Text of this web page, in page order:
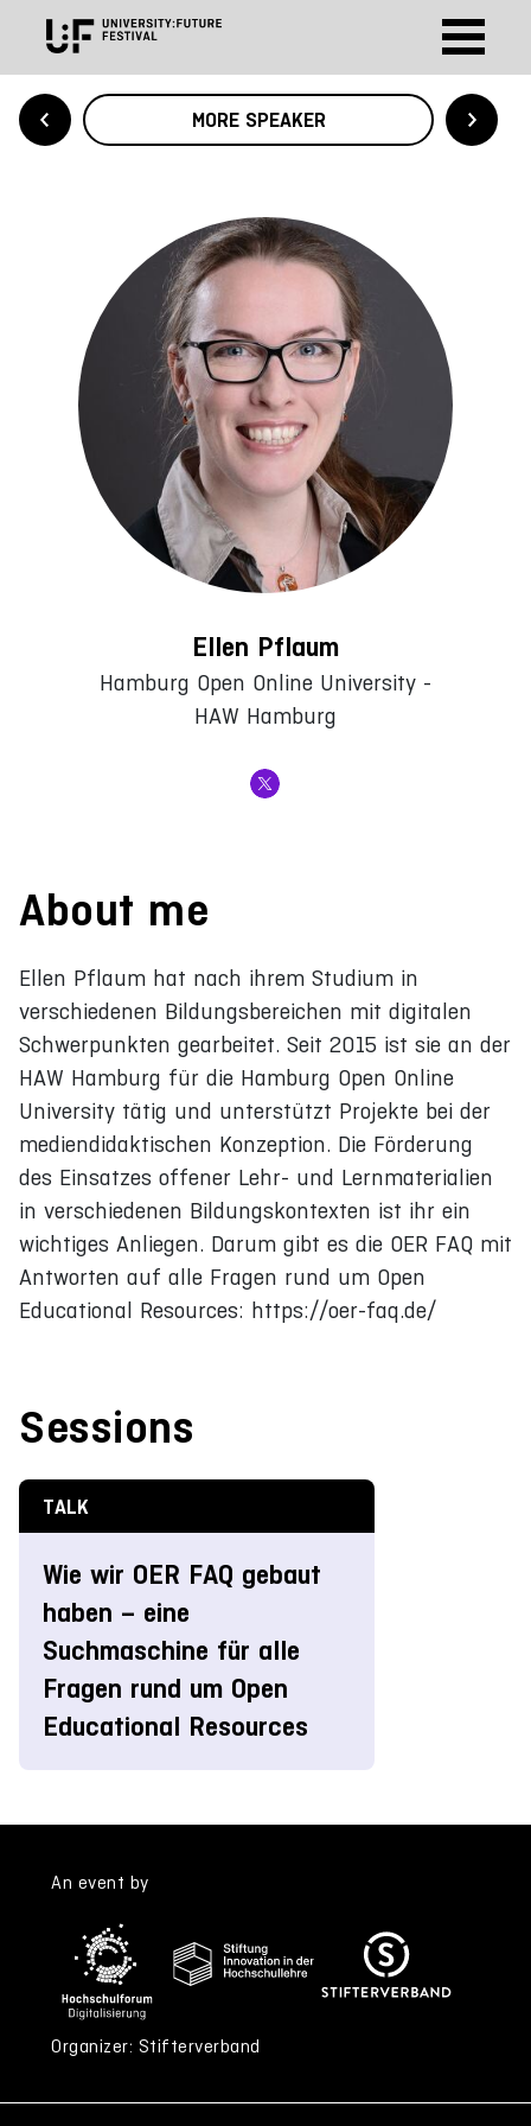
MORE SPEAKER
Ellen Pflaum
Hamburg Open Online University -
HAW Hamburg
About me
Ellen Pflaum hat nach ihrem Studium in
verschiedenen Bildungsbereichen mit digitalen
Schwerpunkten gearbeitet. Seit 2015 ist sie an der
HAW Hamburg für die Hamburg Open Online
University tätig und unterstützt Projekte bei der
mediendidaktischen Konzeption. Die Förderung
des Einsatzes offener Lehr- und Lernmaterialien
in verschiedenen Bildungskontexten ist ihr ein
wichtiges Anliegen. Darum gibt es die OER FAQ mit
Antworten auf alle Fragen rund um Open
Educational Resources: https://oer-faq.de/
Sessions
TALK
Wie wir OER FAQ gebaut
haben – eine
Suchmaschine für alle
Fragen rund um Open
Educational Resources
An event by
Organizer: Stifterverband